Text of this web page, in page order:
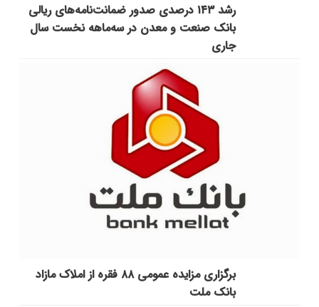
رشد ۱۴۳ درصدی صدور ضمانت‌نامه‌های ریالی
بانک صنعت و معدن در سه‌ماهه نخست سال
جاری
برگزاری مزایده عمومی ۸۸ فقره از املاک مازاد
بانک ملت